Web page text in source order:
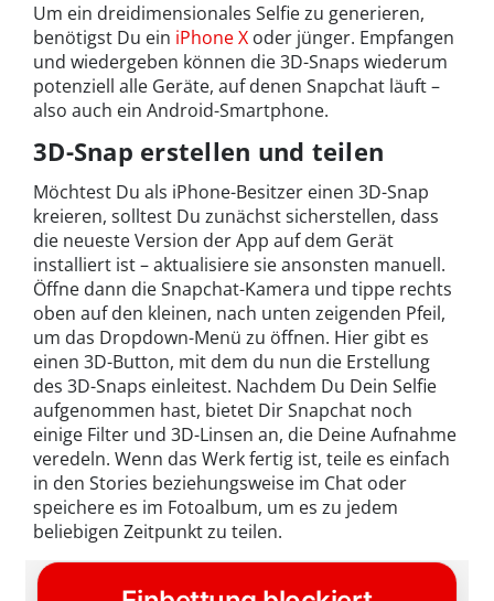
Um ein dreidimensionales Selfie zu generieren,
benötigst Du ein iPhone X oder jünger. Empfangen
und wiedergeben können die 3D-Snaps wiederum
potenziell alle Geräte, auf denen Snapchat läuft –
also auch ein Android-Smartphone.
3D-Snap erstellen und teilen
Möchtest Du als iPhone-Besitzer einen 3D-Snap
kreieren, solltest Du zunächst sicherstellen, dass
die neueste Version der App auf dem Gerät
installiert ist – aktualisiere sie ansonsten manuell.
Öffne dann die Snapchat-Kamera und tippe rechts
oben auf den kleinen, nach unten zeigenden Pfeil,
um das Dropdown-Menü zu öffnen. Hier gibt es
einen 3D-Button, mit dem du nun die Erstellung
des 3D-Snaps einleitest. Nachdem Du Dein Selfie
aufgenommen hast, bietet Dir Snapchat noch
einige Filter und 3D-Linsen an, die Deine Aufnahme
veredeln. Wenn das Werk fertig ist, teile es einfach
in den Stories beziehungsweise im Chat oder
speichere es im Fotoalbum, um es zu jedem
beliebigen Zeitpunkt zu teilen.